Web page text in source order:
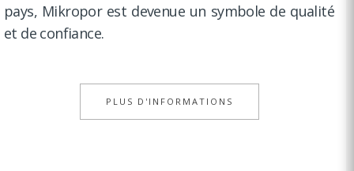
pays, Mikropor est devenue un symbole de qualité
et de confiance.
PLUS D'INFORMATIONS